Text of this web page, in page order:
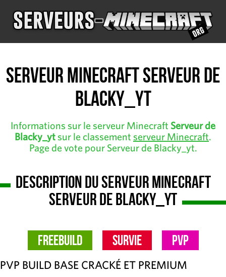
Serveur Minecraft Serveur de
Blacky_yt
Informations sur le serveur Minecraft Serveur de
Blacky_yt sur le classement serveur Minecraft.
Page de vote pour Serveur de Blacky_yt.
Description du serveur Minecraft
Serveur de Blacky_yt
FreeBuild Survie PvP
PVP BUILD BASE CRACKÉ ET PREMIUM